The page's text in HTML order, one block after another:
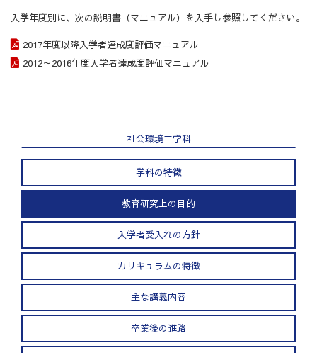
入学年度別に、次の説明書（マニュアル）を入手し参照してください。
2017年度以降入学者達成度評価マニュアル
2012～2016年度入学者達成度評価マニュアル
社会環境工学科
学科の特徴
教育研究上の目的
入学者受入れの方針
カリキュラムの特徴
主な講義内容
卒業後の進路